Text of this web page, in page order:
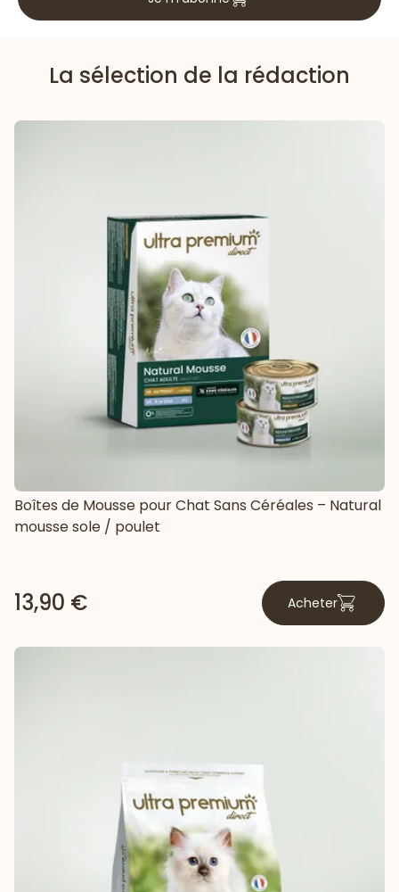
La sélection de la rédaction
Boîtes de Mousse pour Chat Sans Céréales – Natural
mousse sole / poulet
13,90 € Acheter